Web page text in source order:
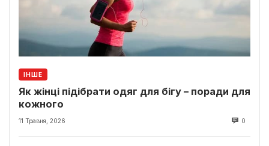
ІНШЕ
Як жінці підібрати одяг для бігу – поради для
кожного
11 Травня, 2026 0